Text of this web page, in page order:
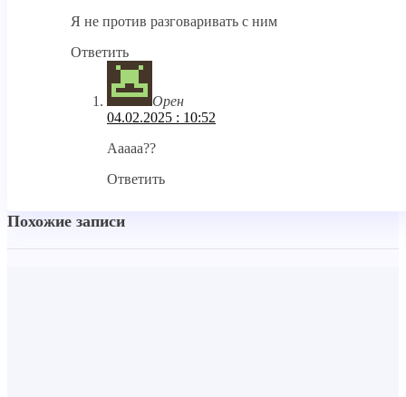
Я не против разговаривать с ним
Ответить
Орен
04.02.2025 : 10:52
Ааааа??
Ответить
Похожие записи